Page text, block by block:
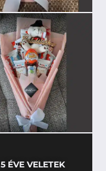
5 ÉVE VELETEK